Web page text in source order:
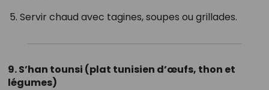
Servir chaud avec tagines, soupes ou grillades.
9. S’han tounsi (plat tunisien d’œufs, thon et
légumes)